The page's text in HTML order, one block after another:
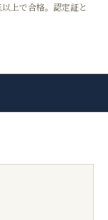
上で合格。認定証と